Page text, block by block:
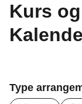
Kurs
Type